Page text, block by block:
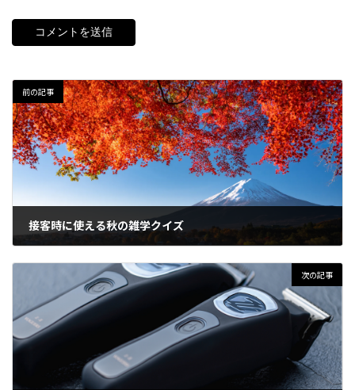
前の記事
接客時に使える秋の雑学クイズ
次の記事